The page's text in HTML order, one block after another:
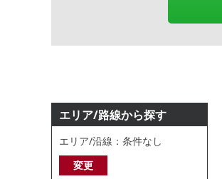
エリア/路線から探す
エリア/沿線：条件なし
変更